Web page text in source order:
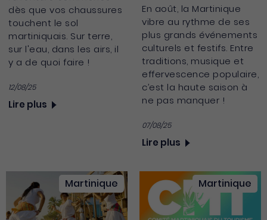
dès que vos chaussures
touchent le sol
martiniquais. Sur terre,
sur l'eau, dans les airs, il
y a de quoi faire !
12/08/25
Lire plus
En août, la Martinique
vibre au rythme de ses
plus grands événements
culturels et festifs. Entre
traditions, musique et
effervescence populaire,
c’est la haute saison à
ne pas manquer !
07/08/25
Lire plus
Martinique Martinique